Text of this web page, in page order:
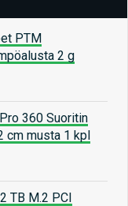
PTM
2 g
360 Suoritin
cm musta 1 kpl
TB M.2 PCI